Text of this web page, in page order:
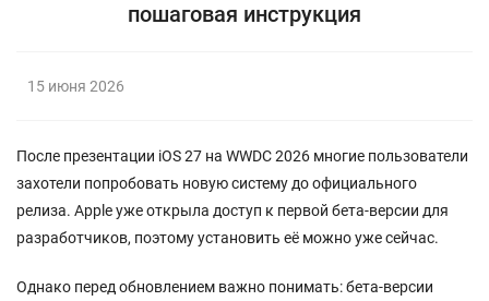
пошаговая инструкция
15 июня 2026
После презентации iOS 27 на WWDC 2026 многие пользователи
захотели попробовать новую систему до официального
релиза. Apple уже открыла доступ к первой бета-версии для
разработчиков, поэтому установить её можно уже сейчас.
Однако перед обновлением важно понимать: бета-версии